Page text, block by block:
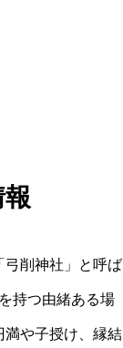
弓削神社」と呼ば
持つ由緒ある場
満や子授け、縁結